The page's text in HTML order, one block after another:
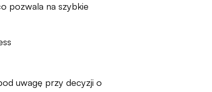
pozwala na szybkie
uwagę przy decyzji o